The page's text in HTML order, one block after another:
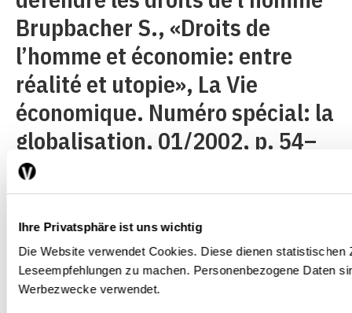
Ihre Privatsphäre ist uns wichtig
Die Website verwendet Cookies. Diese dienen statistischen
Leseempfehlungen zu machen. Personenbezogene Daten
Werbezwecke verwendet.
Brupbacher S., «Droits de
l’homme et économie: entre
réalité et utopie», La Vie
économique. Numéro spécial: la
globalisation, 01/2002, p. 54–
58..»Les avantages que l’ALE
confèrerait aux biens et
services chinois élaborés dans
des conditions contraires aux
droits de l’homme ne doivent